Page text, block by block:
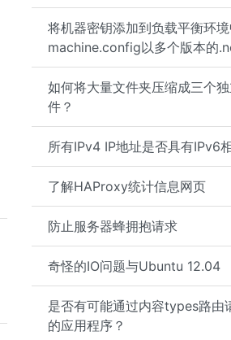
将机器密钥添加到负载平衡环
machine.config以多个版本的
如何将大量文件夹压缩成三个
件？
所有IPv4 IP地址是否具有IPv6
了解HAProxy统计信息网页
防止服务器蜂拥抱请求
奇怪的IO问题与Ubuntu 12.04
是否有可能通过内容types路由
的应用程序？